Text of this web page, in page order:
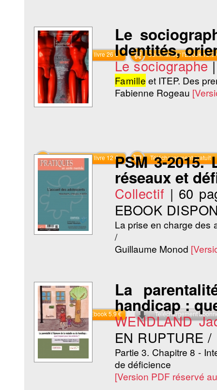
Commander le livre 26 € Commander l'Ebook 12.9
Le
Identités,
Le sociographe
Famille et ITEP. Des
Fabienne Rogeau
Commander le livre 12 € Téléchargement gratuit
PSM 3-
réseaux et
Collectif | 60
EBOOK
La prise en charge des
/
Guillaume Monod
Commander l'Ebook 5.9 € Téléchargement
La
handicap :
WENDLAND
EN RUPTURE
Partie 3. Chapitre 8 -
de déficience
[Version PDF réservé